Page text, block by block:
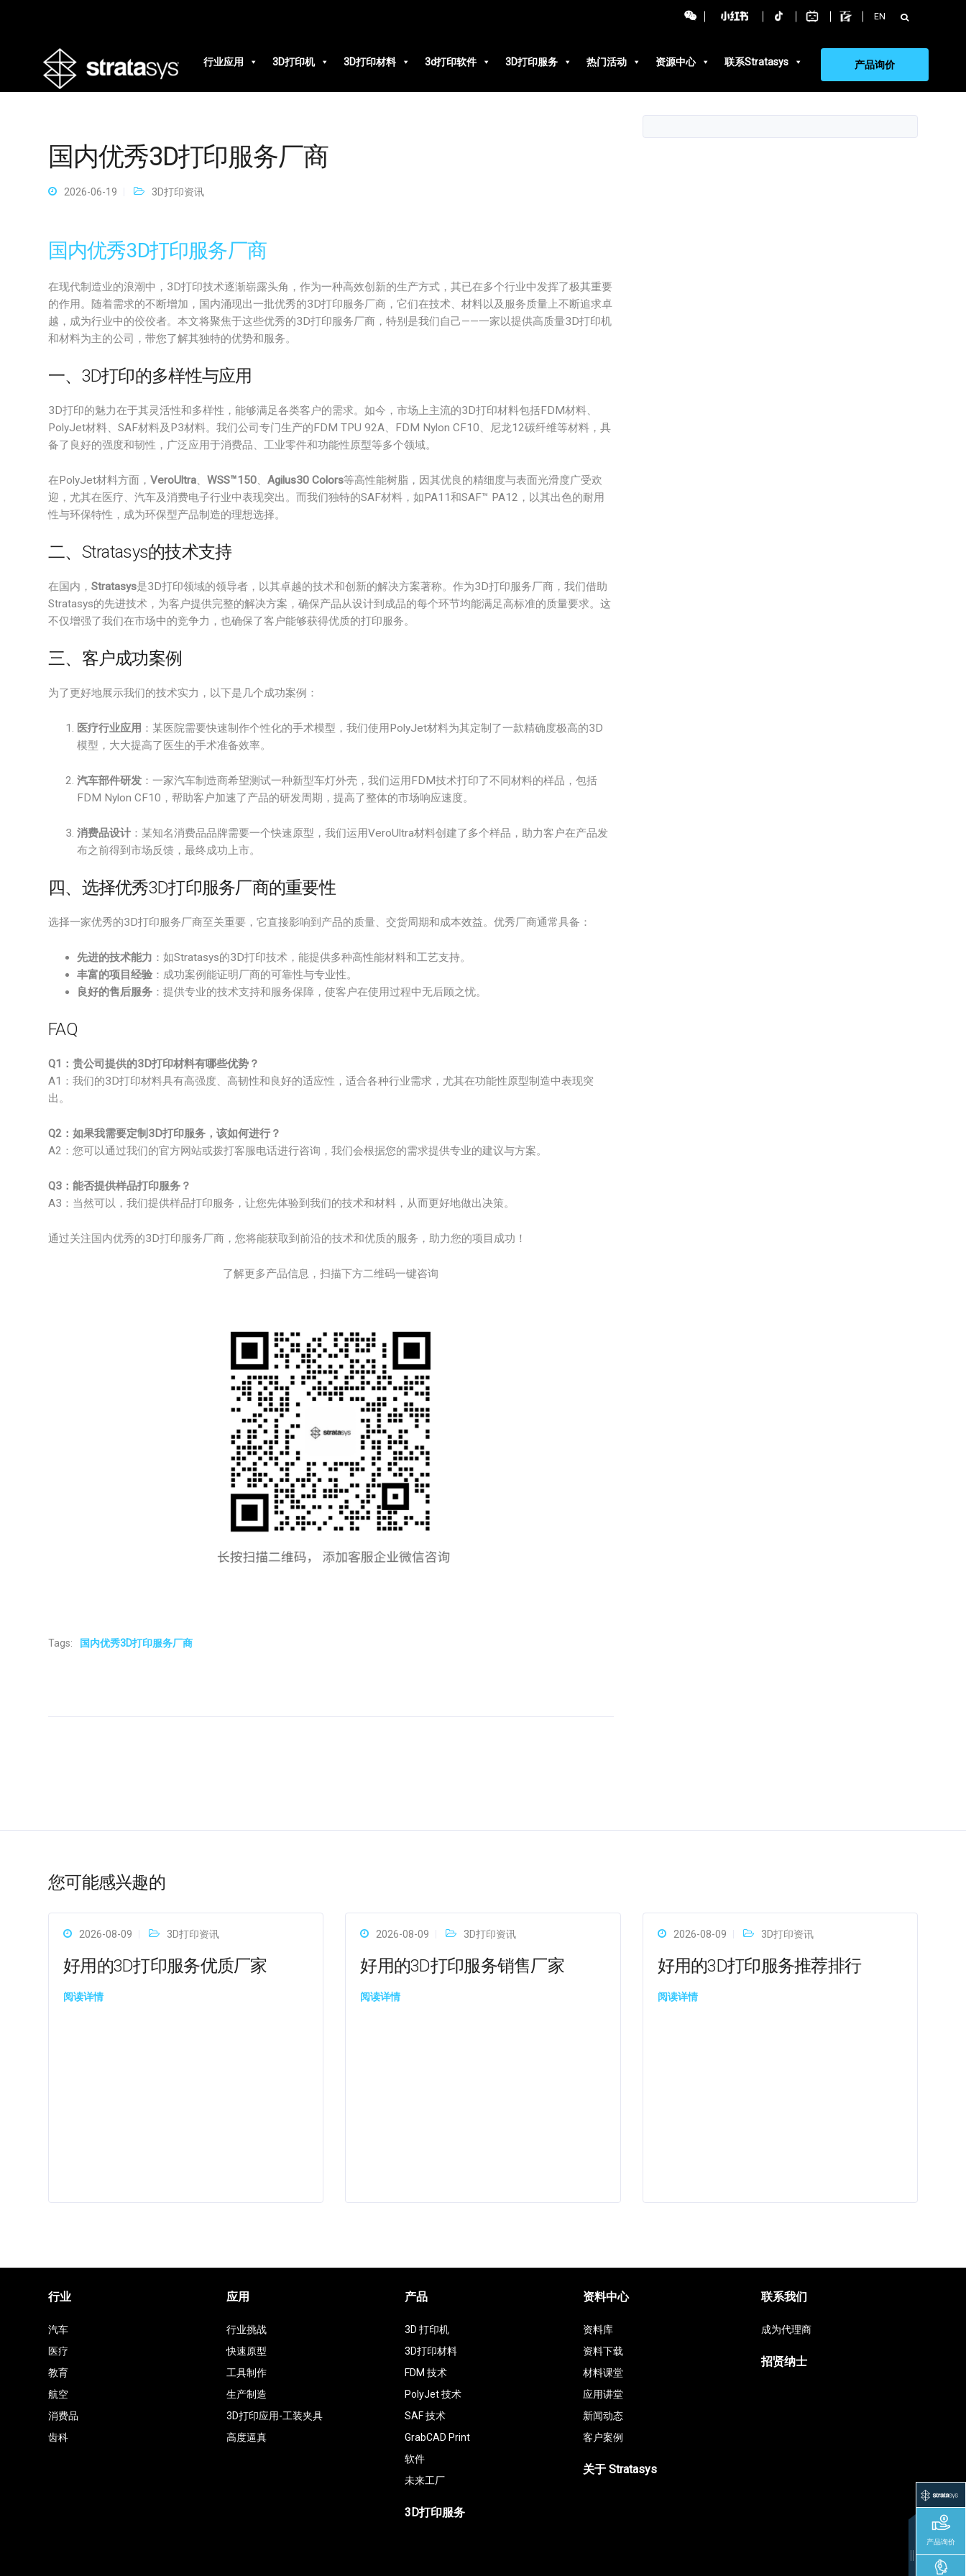
EN 搜
索：
行业应用
3D打印机 3D打印材料 3d打印软件 3D打印服务 热门活动 资源中心 联系Stratasys 产品询价
国内优秀3D打印服务厂商
2026-06-19 3D打印资讯
国内优秀3D打印服务厂商
在现代制造业的浪潮中，3D打印技术逐渐崭露头角，作为一种高效创新的生产方式，其已在多个行业中发挥了极其重要
的作用。随着需求的不断增加，国内涌现出一批优秀的3D打印服务厂商，它们在技术、材料以及服务质量上不断追求卓
越，成为行业中的佼佼者。本文将聚焦于这些优秀的3D打印服务厂商，特别是我们自己——一家以提供高质量3D打印机
和材料为主的公司，带您了解其独特的优势和服务。
一、3D打印的多样性与应用
3D打印的魅力在于其灵活性和多样性，能够满足各类客户的需求。如今，市场上主流的3D打印材料包括FDM材料、
PolyJet材料、SAF材料及P3材料。我们公司专门生产的FDM TPU 92A、FDM Nylon CF10、尼龙12碳纤维等材料，具
备了良好的强度和韧性，广泛应用于消费品、工业零件和功能性原型等多个领域。
在PolyJet材料方面， VeroUltra、 WSS™150、 Agilus30 Colors等高性能树脂，因其优良的精细度与表面光滑度广受欢
迎，尤其在医疗、汽车及消费电子行业中表现突出。而我们独特的SAF材料，如PA11和SAF™ PA12，以其出色的耐用
性与环保特性，成为环保型产品制造的理想选择。
二、Stratasys的技术支持
在国内， Stratasys是3D打印领域的领导者，以其卓越的技术和创新的解决方案著称。作为3D打印服务厂商，我们借助
Stratasys的先进技术，为客户提供完整的解决方案，确保产品从设计到成品的每个环节均能满足高标准的质量要求。这
不仅增强了我们在市场中的竞争力，也确保了客户能够获得优质的打印服务。
三、客户成功案例
为了更好地展示我们的技术实力，以下是几个成功案例：
医疗行业应用 ：某医院需要快速制作个性化的手术模型，我们使用PolyJet材料为其定制了一款精确度极高的3D
模型，大大提高了医生的手术准备效率。
汽车部件研发 ：一家汽车制造商希望测试一种新型车灯外壳，我们运用FDM技术打印了不同材料的样品，包括
FDM Nylon CF10，帮助客户加速了产品的研发周期，提高了整体的市场响应速度。
消费品设计 ：某知名消费品品牌需要一个快速原型，我们运用VeroUltra材料创建了多个样品，助力客户在产品发
布之前得到市场反馈，最终成功上市。
四、选择优秀3D打印服务厂商的重要性
选择一家优秀的3D打印服务厂商至关重要，它直接影响到产品的质量、交货周期和成本效益。优秀厂商通常具备：
先进的技术能力 ：如Stratasys的3D打印技术，能提供多种高性能材料和工艺支持。
丰富的项目经验 ：成功案例能证明厂商的可靠性与专业性。
良好的售后服务 ：提供专业的技术支持和服务保障，使客户在使用过程中无后顾之忧。
FAQ
Q1：贵公司提供的3D打印材料有哪些优势？
A1：我们的3D打印材料具有高强度、高韧性和良好的适应性，适合各种行业需求，尤其在功能性原型制造中表现突
出。
Q2：如果我需要定制3D打印服务，该如何进行？
A2：您可以通过我们的官方网站或拨打客服电话进行咨询，我们会根据您的需求提供专业的建议与方案。
Q3：能否提供样品打印服务？
A3：当然可以，我们提供样品打印服务，让您先体验到我们的技术和材料，从而更好地做出决策。
通过关注国内优秀的3D打印服务厂商，您将能获取到前沿的技术和优质的服务，助力您的项目成功！
了解更多产品信息，扫描下方二维码一键咨询
Tags: 国内优秀3D打印服务厂商
您可能感兴趣的
2026-08-09 3D打印资讯
好用的3D打印服务优质厂家
阅读详情
2026-08-09 3D打印资讯
好用的3D打印服务销售厂家
阅读详情
2026-08-09 3D打印资讯
好用的3D打印服务推荐排行
阅读详情
行业
汽车
医疗
教育
航空
消费品
齿科
应用
行业挑战
快速原型
工具制作
生产制造
3D打印应用-工装夹具
高度逼真
产品
3D 打印机
3D打印材料
FDM 技术
PolyJet 技术
SAF 技术
GrabCAD Print
软件
未来工厂
3D打印服务
资料中心
资料库
资料下载
材料课堂
应用讲堂
新闻动态
客户案例
关于 Stratasys
联系我们
成为代理商
招贤纳士
产品询价